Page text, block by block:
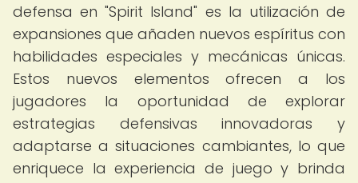
defensa en "Spirit Island" es la utilización de
expansiones que añaden nuevos espíritus con
habilidades especiales y mecánicas únicas.
Estos nuevos elementos ofrecen a los
jugadores la oportunidad de explorar
estrategias defensivas innovadoras y
adaptarse a situaciones cambiantes, lo que
enriquece la experiencia de juego y brinda